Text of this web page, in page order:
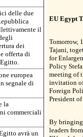
delle due
il
dei
offerta di
europea
segnale di
la
commerciali
avrà un
EU Egypt
Tomorrow,
Tajani,
for
Policy
meeting of
invitation
Foreign
President
By
leaders